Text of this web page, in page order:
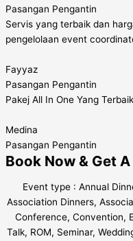
Pasangan Pengantin
Servis yang terbaik dan
pengelolaan event
Fayyaz
Pasangan Pengantin
Pakej All In One Yang
Medina
Pasangan Pengantin
Book Now & Get
Event type : Annual
Association Dinners,
Conference, Convention,
Talk, ROM, Seminar,